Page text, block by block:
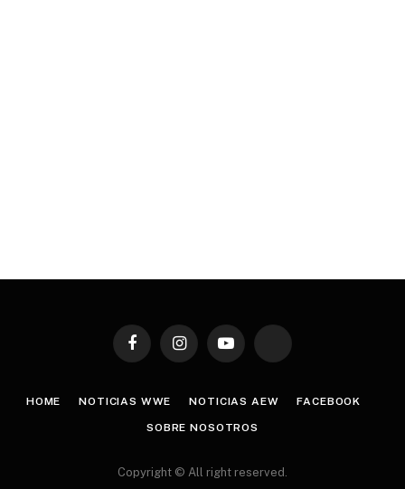
FacebookInstagramYouTube TikTok
HOME NOTICIAS WWE NOTICIAS AEW FACEBOOK
SOBRE NOSOTROS
Copyright © All right reserved.